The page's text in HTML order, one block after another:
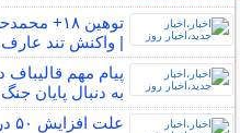
توهین ۱۸+
| واکنش تند
پیام مهم قالیباف
به دنبال پایان
علت افزایش ۵۰ درصدی قیمت پلاستیک چیست؟